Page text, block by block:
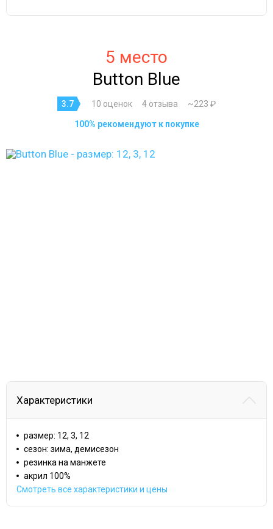
5 место
Button Blue
3.7 10 оценок 4 отзыва ~223 ₽
100% рекомендуют к покупке
Характеристики
размер: 12, 3, 12
сезон: зима, демисезон
резинка на манжете
акрил 100%
Смотреть все характеристики и цены